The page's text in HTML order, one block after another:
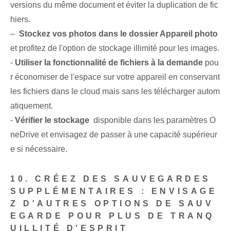
versions du même document et éviter la duplication de fic
hiers.
– ⁤ Stockez vos photos dans le dossier Appareil photo
et profitez de l'option de stockage illimité pour les images.
- Utiliser la fonctionnalité de fichiers à la demande pou
r économiser de l'espace sur votre appareil en conservant
les fichiers dans le cloud mais sans les télécharger autom
atiquement.
-‌ Vérifier le stockage ⁤ disponible dans les paramètres O
neDrive⁢ et envisagez de passer à une capacité supérieur
e si nécessaire.
10. CRÉEZ DES SAUVEGARDES
SUPPLÉMENTAIRES : ENVISAGE
Z D'AUTRES OPTIONS DE SAUV
EGARDE POUR PLUS DE TRANQ
UILLITÉ D'ESPRIT